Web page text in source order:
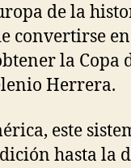
de la
convertirse
la Copa
Herrera.
este
hasta la